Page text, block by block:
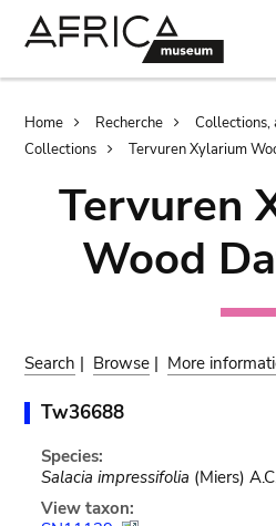
Breadcrumb
Home Recherche
Collections,
Collections
Tervuren Xylarium
Tervuren
Wood
Search | Browse | More
Tw36688
Species:
Salacia impressifolia (Miers)
View taxon: